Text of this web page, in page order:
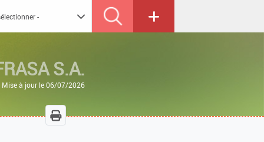
S.A.
Mise à jour le 06/07/2026